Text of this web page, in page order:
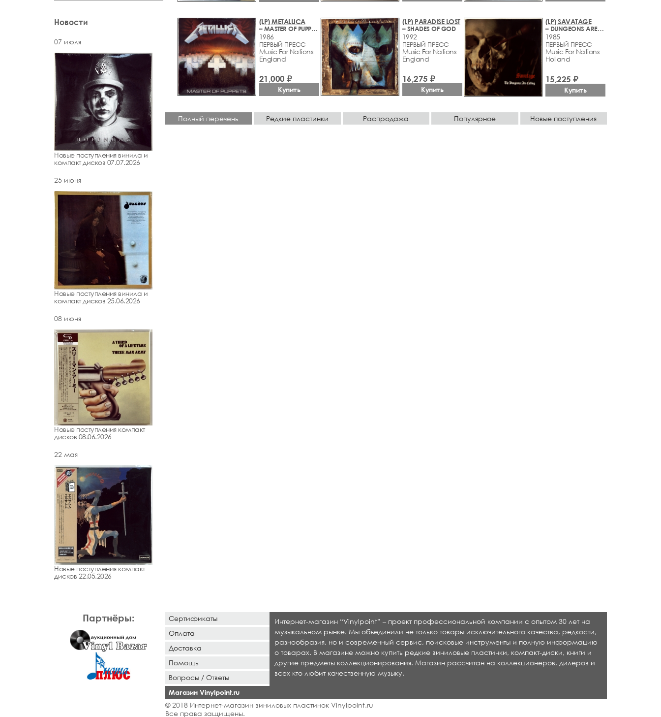
Новости
07 июля
Новые поступления винила и
компакт дисков 07.07.2026
25 июня
Новые поступления винила и
компакт дисков 25.06.2026
08 июня
Новые поступления компакт
дисков 08.06.2026
22 мая
Новые поступления компакт
дисков 22.05.2026
(LP) METALLICA
– MASTER OF PUPPETS
1986
ПЕРВЫЙ ПРЕСС
Music For Nations
England
21,000 ₽
Купить
(LP) PARADISE LOST
– SHADES OF GOD
1992
ПЕРВЫЙ ПРЕСС
Music For Nations
England
16,275 ₽
Купить
(LP) SAVATAGE
– DUNGEONS ARE CALLING
1985
ПЕРВЫЙ ПРЕСС
Music For Nations
Holland
15,225 ₽
Купить
Полный перечень Редкие пластинки Распродажа Популярное Новые поступления
Партнёры:
Сертификаты
Оплата
Доставка
Помощь
Вопросы / Ответы
Магазин Vinylpoint.ru
Интернет-магазин “Vinylpoint” – проект профессиональной компании с опытом 30 лет на
музыкальном рынке. Мы объединили не только товары исключительного качества, редкости,
разнообразия, но и современный сервис, поисковые инструменты и полную информацию
о товарах. В магазине можно купить редкие виниловые пластинки, компакт-диски, книги и
другие предметы коллекционирования. Магазин рассчитан на коллекционеров, дилеров и
всех кто любит качественную музыку.
© 2018 Интернет-магазин виниловых пластинок Vinylpoint.ru
Все права защищены.